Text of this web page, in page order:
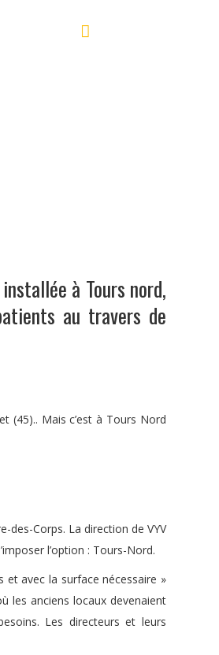
à Tours nord,
au travers de
(45).. Mais c’est à Tours Nord
des-Corps. La direction de VYV
l’option : Tours-Nord.
avec la surface nécessaire »
les anciens locaux devenaient
Les directeurs et leurs